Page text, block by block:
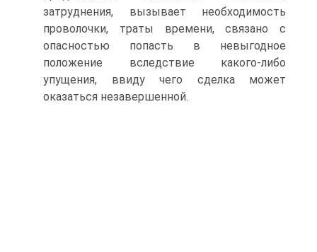
затруднения, вызывает необходимость
проволочки, траты времени, связано с
опасностью попасть в невыгодное
положение вследствие какого-либо
упущения, ввиду чего сделка может
оказаться незавершенной.